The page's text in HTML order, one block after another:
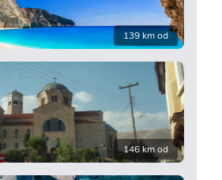
139 km od
146 km od